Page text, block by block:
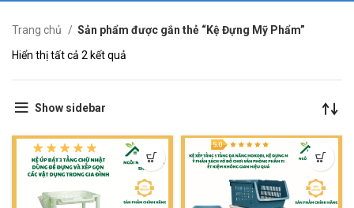
Trang chủ
Sản phẩm được gắn thẻ “Kệ Đựng Mỹ Phẩm”
Hiển thị tất cả 2 kết quả
Show sidebar